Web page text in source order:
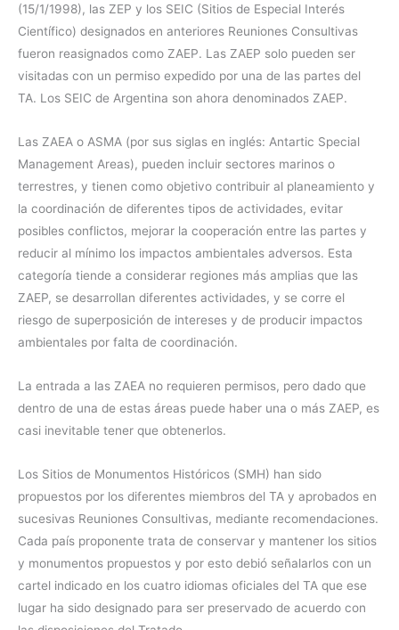
(15/1/1998), las ZEP y los SEIC (Sitios de Especial Interés
Científico) designados en anteriores Reuniones Consultivas
fueron reasignados como ZAEP. Las ZAEP solo pueden ser
visitadas con un permiso expedido por una de las partes del
TA. Los SEIC de Argentina son ahora denominados ZAEP.
Las ZAEA o ASMA (por sus siglas en inglés: Antartic Special
Management Areas), pueden incluir sectores marinos o
terrestres, y tienen como objetivo contribuir al planeamiento y
la coordinación de diferentes tipos de actividades, evitar
posibles conflictos, mejorar la cooperación entre las partes y
reducir al mínimo los impactos ambientales adversos. Esta
categoría tiende a considerar regiones más amplias que las
ZAEP, se desarrollan diferentes actividades, y se corre el
riesgo de superposición de intereses y de producir impactos
ambientales por falta de coordinación.
La entrada a las ZAEA no requieren permisos, pero dado que
dentro de una de estas áreas puede haber una o más ZAEP, es
casi inevitable tener que obtenerlos.
Los Sitios de Monumentos Históricos (SMH) han sido
propuestos por los diferentes miembros del TA y aprobados en
sucesivas Reuniones Consultivas, mediante recomendaciones.
Cada país proponente trata de conservar y mantener los sitios
y monumentos propuestos y por esto debió señalarlos con un
cartel indicado en los cuatro idiomas oficiales del TA que ese
lugar ha sido designado para ser preservado de acuerdo con